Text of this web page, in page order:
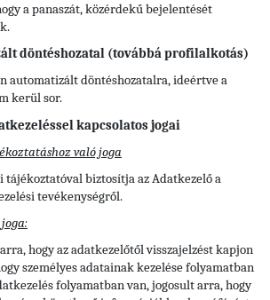
a panaszát, közérdekű bejelentését
döntéshozatal (továbbá profilalkotás)
automatizált döntéshozatalra, ideértve a
kerül sor.
kapcsolatos jogai
való joga
tájékoztatóval biztosítja az Adatkezelő a
tevékenységről.
hogy az adatkezelőtől visszajelzést kapjon
személyes adatainak kezelése folyamatban
folyamatban van, jogosult arra, hogy